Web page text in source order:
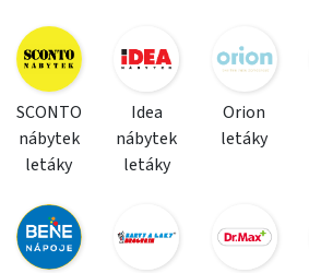
SCONTO
nábytek
letáky
Idea
nábytek
letáky
Orion
letáky